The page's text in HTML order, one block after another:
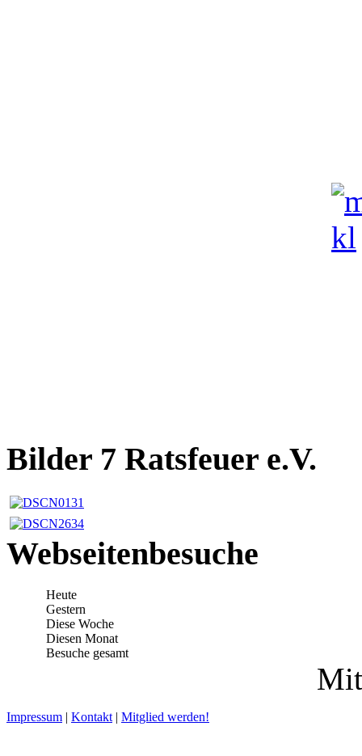
Bilder 7 Ratsfeuer e.V.
Webseitenbesuche
Heute
Gestern
Diese Woche
Diesen Monat
Besuche gesamt
Impressum | Kontakt | Mitglied werden!